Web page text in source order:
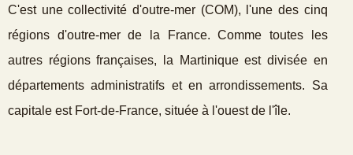
C'est une collectivité d'outre-mer (COM), l'une des cinq
régions d'outre-mer de la France. Comme toutes les
autres régions françaises, la Martinique est divisée en
départements administratifs et en arrondissements. Sa
capitale est Fort-de-France, située à l'ouest de l'île.